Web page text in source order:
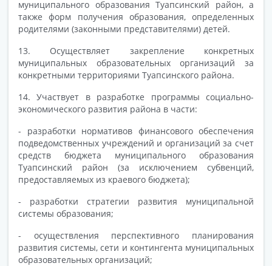
муниципального образования Туапсинский район, а
также форм получения образования, определенных
родителями (законными представителями) детей.
13. Осуществляет закрепление конкретных
муниципальных образовательных организаций за
конкретными территориями Туапсинского района.
14. Участвует в разработке программы социально-
экономического развития района в части:
- разработки нормативов финансового обеспечения
подведомственных учреждений и организаций за счет
средств бюджета муниципального образования
Туапсинский район (за исключением субвенций,
предоставляемых из краевого бюджета);
- разработки стратегии развития муниципальной
системы образования;
- осуществления перспективного планирования
развития системы, сети и контингента муниципальных
образовательных организаций;